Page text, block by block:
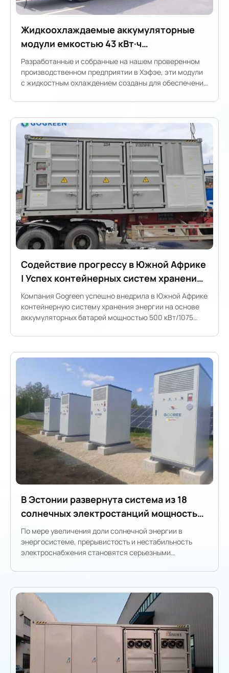
Жидкоохлаждаемые аккумуляторные
модули емкостью 43 кВт·ч
поставляются за границу.
Разработанные и собранные на нашем проверенном
производственном предприятии в Хэфэе, эти модули
с жидкостным охлаждением созданы для обеспечения
промышленных и коммерческих приложениях.
Содействие прогрессу в Южной Африке
| Успех контейнерных систем хранения
энергии
Компания Gogreen успешно внедрила в Южной Африке
контейнерную систему хранения энергии на основе
аккумуляторных батарей мощностью 500 кВт/1075
масштабируемых энергетических решений.
В Эстонии развернута система из 18
солнечных электростанций мощностью
125 кВт каждая для обеспечения
собственного потребления солнечной
энергии и стабильности энергосети.
По мере увеличения доли солнечной энергии в
энергосистеме, прерывистость и нестабильность
электроснабжения становятся серьезными
фотоэлектрических электростанций.